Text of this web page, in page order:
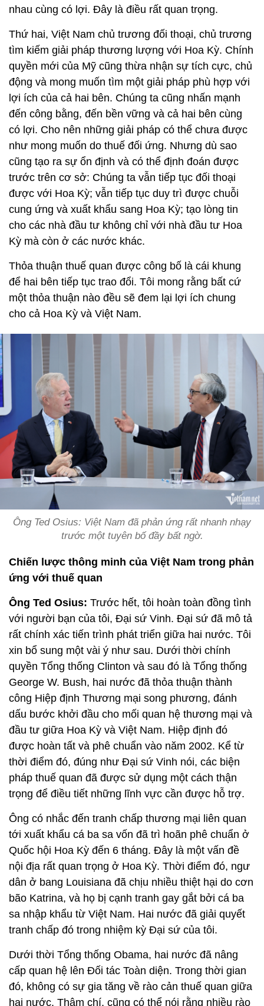
nhau cùng có lợi. Đây là điều rất quan trọng.
Thứ hai, Việt Nam chủ trương đối thoại, chủ trương
tìm kiếm giải pháp thương lượng với Hoa Kỳ. Chính
quyền mới của Mỹ cũng thừa nhận sự tích cực, chủ
động và mong muốn tìm một giải pháp phù hợp với
lợi ích của cả hai bên. Chúng ta cũng nhấn mạnh
đến công bằng, đến bền vững và cả hai bên cùng
có lợi. Cho nên những giải pháp có thể chưa được
như mong muốn do thuế đối ứng. Nhưng dù sao
cũng tạo ra sự ổn định và có thể định đoán được
trước trên cơ sở: Chúng ta vẫn tiếp tục đối thoại
được với Hoa Kỳ; vẫn tiếp tục duy trì được chuỗi
cung ứng và xuất khẩu sang Hoa Kỳ; tạo lòng tin
cho các nhà đầu tư không chỉ với nhà đầu tư Hoa
Kỳ mà còn ở các nước khác.
Thỏa thuận thuế quan được công bố là cái khung
để hai bên tiếp tục trao đổi. Tôi mong rằng bất cứ
một thỏa thuận nào đều sẽ đem lại lợi ích chung
cho cả Hoa Kỳ và Việt Nam.
Ông Ted Osius: Việt Nam đã phản ứng rất nhanh nhạy
trước một tuyên bố đầy bất ngờ.
Chiến lược thông minh của Việt Nam trong phản
ứng với thuế quan
Ông Ted Osius: Trước hết, tôi hoàn toàn đồng tình
với người bạn của tôi, Đại sứ Vinh. Đại sứ đã mô tả
rất chính xác tiến trình phát triển giữa hai nước. Tôi
xin bổ sung một vài ý như sau. Dưới thời chính
quyền Tổng thống Clinton và sau đó là Tổng thống
George W. Bush, hai nước đã thỏa thuận thành
công Hiệp định Thương mại song phương, đánh
dấu bước khởi đầu cho mối quan hệ thương mại và
đầu tư giữa Hoa Kỳ và Việt Nam. Hiệp định đó
được hoàn tất và phê chuẩn vào năm 2002. Kể từ
thời điểm đó, đúng như Đại sứ Vinh nói, các biện
pháp thuế quan đã được sử dụng một cách thận
trọng để điều tiết những lĩnh vực cần được hỗ trợ.
Ông có nhắc đến tranh chấp thương mại liên quan
tới xuất khẩu cá ba sa vốn đã trì hoãn phê chuẩn ở
Quốc hội Hoa Kỳ đến 6 tháng. Đây là một vấn đề
nội địa rất quan trọng ở Hoa Kỳ. Thời điểm đó, ngư
dân ở bang Louisiana đã chịu nhiều thiệt hại do cơn
bão Katrina, và họ bị cạnh tranh gay gắt bởi cá ba
sa nhập khẩu từ Việt Nam. Hai nước đã giải quyết
tranh chấp đó trong nhiệm kỳ Đại sứ của tôi.
Dưới thời Tổng thống Obama, hai nước đã nâng
cấp quan hệ lên Đối tác Toàn diện. Trong thời gian
đó, không có sự gia tăng về rào cản thuế quan giữa
hai nước. Thậm chí, cũng có thể nói rằng nhiều rào